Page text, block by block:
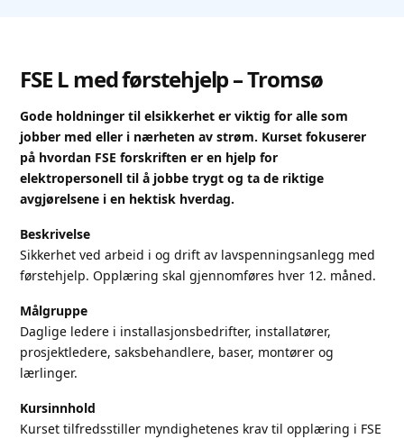
FSE L med førstehjelp – Tromsø
Gode holdninger til elsikkerhet er viktig for alle som
jobber med eller i nærheten av strøm. Kurset fokuserer
på hvordan FSE forskriften er en hjelp for
elektropersonell til å jobbe trygt og ta de riktige
avgjørelsene i en hektisk hverdag.
Beskrivelse
Sikkerhet ved arbeid i og drift av lavspenningsanlegg med
førstehjelp. Opplæring skal gjennomføres hver 12. måned.
Målgruppe
Daglige ledere i installasjonsbedrifter, installatører,
prosjektledere, saksbehandlere, baser, montører og
lærlinger.
Kursinnhold
Kurset tilfredsstiller myndighetenes krav til opplæring i FSE